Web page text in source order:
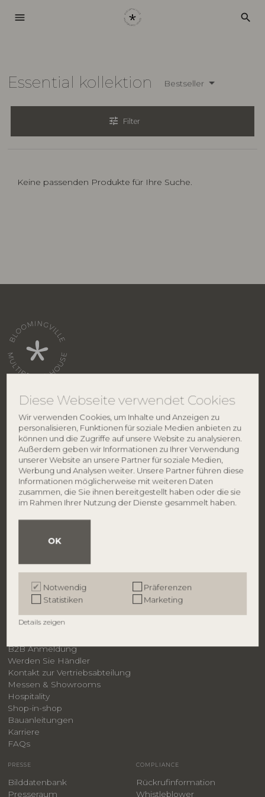
Diese Webseite verwendet Cookies
Wir verwenden Cookies, um Inhalte und Anzeigen zu
personalisieren, Funktionen für soziale Medien anbieten zu
können und die Zugriffe auf unsere Website zu analysieren.
Außerdem geben wir Informationen zu Ihrer Verwendung
unserer Website an unsere Partner für soziale Medien,
Werbung und Analysen weiter. Unsere Partner führen diese
Informationen möglicherweise mit weiteren Daten
zusammen, die Sie ihnen bereitgestellt haben oder die sie
im Rahmen Ihrer Nutzung der Dienste gesammelt haben.
OK
Notwendig
Präferenzen
Statistiken
Marketing
Details zeigen
menu search
Essential kollektion Bestseller
tune Filter
Keine passenden Produkte für Ihre Suche.
KONTAKT
Bloomingville HQ
Lene Haus Vej 1-5
DK-7430 Ikast
Dänemark
Telefon: +45 96 26 46 45
ÜBER BLOOMINGVILLE
Über uns
Vertriebspartnersuche
Karriere
Smiley
​Datenschutzpolitik
Impressum
Bloomingville
Bloomingville MINI
B2B Anmeldung
Werden Sie Händler
Kontakt zur Vertriebsabteilung
Messen & Showrooms
Hospitality
Shop-in-shop
Bauanleitungen
​Karriere
FAQs
PRESSE
Bilddatenbank
Presseraum
COMPLIANCE
Rückrufinformation
Whistleblower